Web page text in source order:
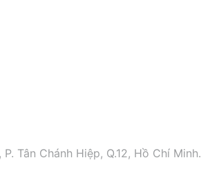
Tân Chánh Hiệp, Q.12, Hồ Chí Minh.